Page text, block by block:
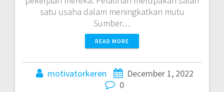
satu usaha dalam meningkatkan mutu
Sumber…
READ MORE
motivatorkeren
December 1, 2022
0